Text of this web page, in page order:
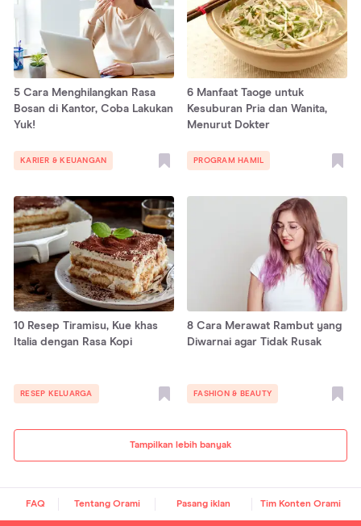
Tampilkan lebih banyak
5 Cara Menghilangkan Rasa
Bosan di Kantor, Coba Lakukan
Yuk!
KARIER & KEUANGAN
6 Manfaat Taoge untuk
Kesuburan Pria dan Wanita,
Menurut Dokter
PROGRAM HAMIL
10 Resep Tiramisu, Kue khas
Italia dengan Rasa Kopi
RESEP KELUARGA
8 Cara Merawat Rambut yang
Diwarnai agar Tidak Rusak
FASHION & BEAUTY
FAQ Tentang Orami Pasang iklan Tim Konten Orami